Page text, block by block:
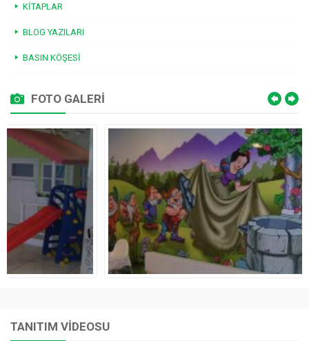
KITAPLAR
BLOG YAZILARI
BASIN KÖŞESI
FOTO GALERİ
TANITIM VİDEOSU